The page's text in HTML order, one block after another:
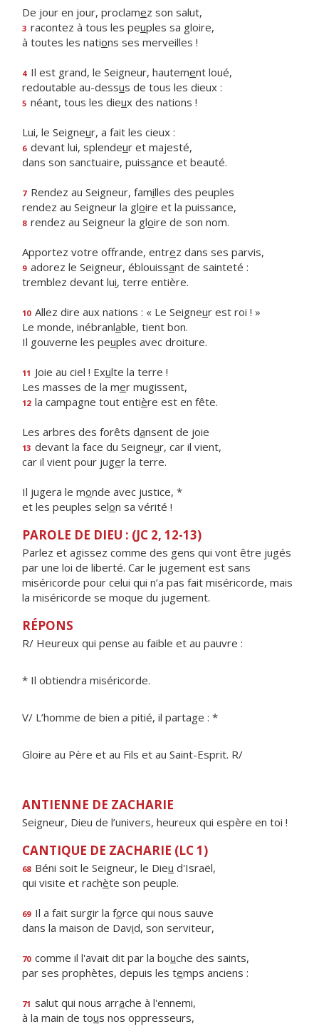
De jour en jour, proclamez son salut,
3 racontez à tous les peuples sa gloire,
à toutes les nations ses merveilles !
4 Il est grand, le Seigneur, hautement loué,
redoutable au-dessus de tous les dieux :
5 néant, tous les dieux des nations !
Lui, le Seigneur, a fait les cieux :
6 devant lui, splendeur et majesté,
dans son sanctuaire, puissance et beauté.
7 Rendez au Seigneur, familles des peuples
rendez au Seigneur la gloire et la puissance,
8 rendez au Seigneur la gloire de son nom.
Apportez votre offrande, entrez dans ses parvis,
9 adorez le Seigneur, éblouissant de sainteté :
tremblez devant lui, terre entière.
10 Allez dire aux nations : « Le Seigneur est roi ! »
Le monde, inébranlable, tient bon.
Il gouverne les peuples avec droiture.
11 Joie au ciel ! Exulte la terre !
Les masses de la mer mugissent,
12 la campagne tout entière est en fête.
Les arbres des forêts dansent de joie
13 devant la face du Seigneur, car il vient,
car il vient pour juger la terre.
Il jugera le monde avec justice, *
et les peuples selon sa vérité !
PAROLE DE DIEU : (JC 2, 12-13)
Parlez et agissez comme des gens qui vont être jugés
par une loi de liberté. Car le jugement est sans
miséricorde pour celui qui n’a pas fait miséricorde, mais
la miséricorde se moque du jugement.
RÉPONS
R/ Heureux qui pense au faible et au pauvre :
* Il obtiendra miséricorde.
V/ L’homme de bien a pitié, il partage : *
Gloire au Père et au Fils et au Saint-Esprit. R/
ANTIENNE DE ZACHARIE
Seigneur, Dieu de l’univers, heureux qui espère en toi !
CANTIQUE DE ZACHARIE (LC 1)
68 Béni soit le Seigneur, le Dieu d'Israël,
qui visite et rachète son peuple.
69 Il a fait surgir la force qui nous sauve
dans la maison de David, son serviteur,
70 comme il l'avait dit par la bouche des saints,
par ses prophètes, depuis les temps anciens :
71 salut qui nous arrache à l'ennemi,
à la main de tous nos oppresseurs,